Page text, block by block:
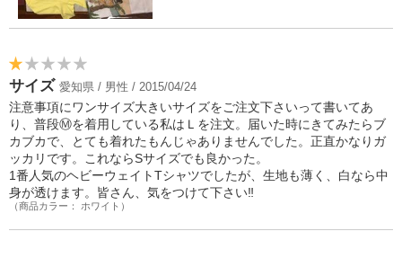
サイズ 愛知県 / 男性 / 2015/04/24
注意事項にワンサイズ大きいサイズをご注文下さいって書いてあ
り、普段Ⓜ︎を着用している私はＬを注文。届いた時にきてみたらブ
カブカで、とても着れたもんじゃありませんでした。正直かなりガ
ッカリです。これならSサイズでも良かった。
1番人気のヘビーウェイトTシャツでしたが、生地も薄く、白なら中
身が透けます。皆さん、気をつけて下さい‼︎
（商品カラー： ホワイト）